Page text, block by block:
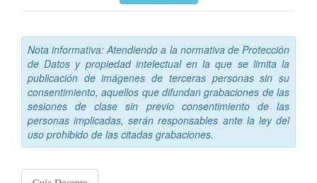
Nota informativa: Atendiendo a la normativa de Protección
de Datos y propiedad intelectual en la que se limita la
publicación de imágenes de terceras personas sin su
consentimiento, aquellos que difundan grabaciones de las
sesiones de clase sin previo consentimiento de las
personas implicadas, serán responsables ante la ley del
uso prohibido de las citadas grabaciones.